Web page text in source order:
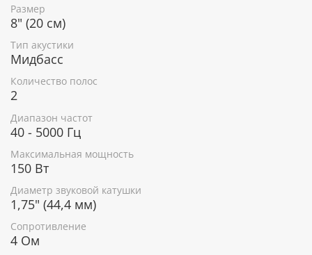
Размер
8" (20 см)
Тип акустики
Мидбасс
Количество полос
2
Диапазон частот
40 - 5000 Гц
Максимальная мощность
150 Вт
Диаметр звуковой катушки
1,75" (44,4 мм)
Сопротивление
4 Ом